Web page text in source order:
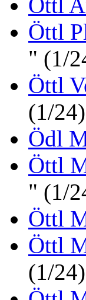
Öttl
" (1/
Öttl
(1/24)
Ödl
Öttl
" (1/
Öttl
Öttl
(1/24)